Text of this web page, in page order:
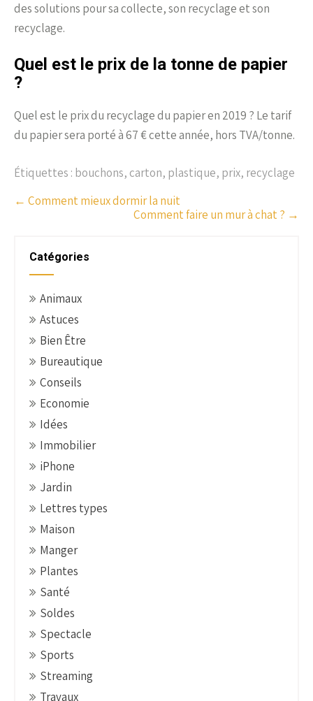
des solutions pour sa collecte, son recyclage et son
recyclage.
Quel est le prix de la tonne de papier
?
Quel est le prix du recyclage du papier en 2019 ? Le tarif
du papier sera porté à 67 € cette année, hors TVA/tonne.
Étiquettes : bouchons, carton, plastique, prix, recyclage
P
← Comment mieux dormir la nuit
Comment faire un mur à chat ? →
Catégories
Animaux
Astuces
Bien Être
Bureautique
Conseils
Economie
Idées
Immobilier
iPhone
Jardin
Lettres types
Maison
Manger
Plantes
Santé
Soldes
Spectacle
Sports
Streaming
Travaux